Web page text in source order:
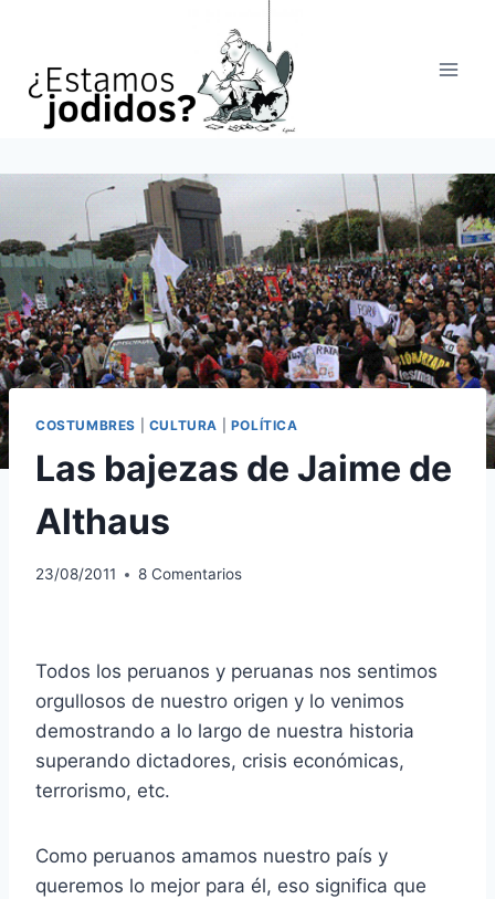
contenido
COSTUMBRES CULTURA POLÍTICA
Las bajezas de Jaime de
Althaus
23/08/2011 8 Comentarios
Todos los peruanos y peruanas nos sentimos
orgullosos de nuestro origen y lo venimos
demostrando a lo largo de nuestra historia
superando dictadores, crisis económicas,
terrorismo, etc.
Como peruanos amamos nuestro país y
queremos lo mejor para él, eso significa que